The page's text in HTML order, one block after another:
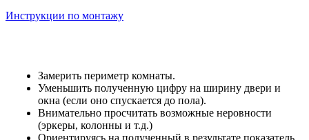
Инструкции по монтажу
Замерить периметр комнаты.
Уменьшить полученную цифру на ширину двери и
окна (если оно спускается до пола).
Внимательно просчитать возможные неровности
(эркеры, колонны и т.д.)
Ориентируясь на полученный в результате показатель,